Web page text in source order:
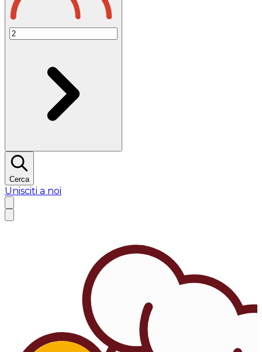
Cerca
Unisciti a noi